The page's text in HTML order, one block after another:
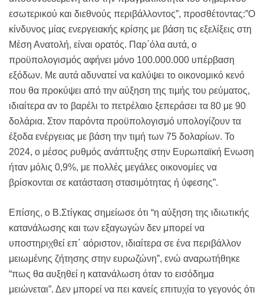
εσωτερικού και διεθνούς περιβάλλοντος”, προσθέτοντας:”Ο
κίνδυνος μίας ενεργειακής κρίσης με βάση τις εξελίξεις στη
Μέση Ανατολή, είναι ορατός. Παρ΄όλα αυτά, ο
προϋπολογισμός αφήνει μόνο 100.000.000 υπέρβαση
εξόδων. Με αυτά αδυνατεί να καλύψει το οικονομικό κενό
που θα προκύψει από την αύξηση της τιμής του ρεύματος,
ιδιαίτερα αν το βαρέλι το πετρέλαιο ξεπεράσει τα 80 με 90
δολάρια. Στον παρόντα προϋπολογισμό υπολογίζουν τα
έξοδα ενέργειας με βάση την τιμή των 75 δολαρίων. Το
2024, ο μέσος ρυθμός ανάπτυξης στην Ευρωπαϊκή Ενωση
ήταν μόλις 0,9%, με πολλές μεγάλες οικονομίες να
βρίσκονται σε κατάσταση στασιμότητας ή ύφεσης”.
Επίσης, ο Β.Στίγκας σημείωσε ότι “η αύξηση της ιδιωτικής
κατανάλωσης και των εξαγωγών δεν μπορεί να
υποστηριχθεί επ΄ αόριστον, ιδιαίτερα σε ένα περιβάλλον
μειωμένης ζήτησης στην ευρωζώνη”, ενώ αναρωτήθηκε
“πως θα αυξηθεί η κατανάλωση όταν το εισόδημα
μειώνεται”. Δεν μπορεί να πει κανείς επιτυχία το γεγονός ότι